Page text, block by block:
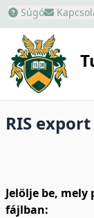
Súgó
RIS
Jelölje be, mely
fájlban: